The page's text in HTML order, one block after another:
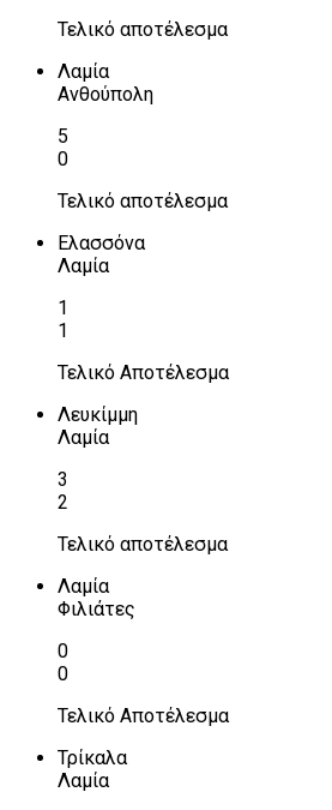
Τελικό αποτέλεσμα
Λαμία
Ανθούπολη
5
0
Τελικό αποτέλεσμα
Ελασσόνα
Λαμία
1
1
Τελικό Αποτέλεσμα
Λευκίμμη
Λαμία
3
2
Τελικό αποτέλεσμα
Λαμία
Φιλιάτες
0
0
Τελικό Αποτέλεσμα
Τρίκαλα
Λαμία